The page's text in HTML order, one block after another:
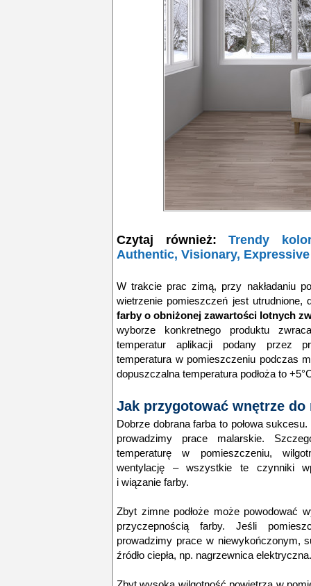
Czytaj również:Trendy
Authentic, Visionary, Expressive
W trakcie prac zimą, przy nakładaniu
wietrzenie pomieszczeń jest utrudnione,
farby o obniżonej zawartości lotnych
wyborze konkretnego produktu
temperatur aplikacji podany przez
temperatura w pomieszczeniu podczas
dopuszczalna temperatura podłoża to
Jak przygotować wnętrze do
Dobrze dobrana farba to połowa
prowadzimy prace malarskie.
temperaturę w pomieszczeniu,
wentylację – wszystkie te czynniki
i wiązanie farby.
Zbyt zimne podłoże może powodować
przyczepnością farby. Jeśli
prowadzimy prace w niewykończonym,
źródło ciepła, np. nagrzewnica elektryczna.